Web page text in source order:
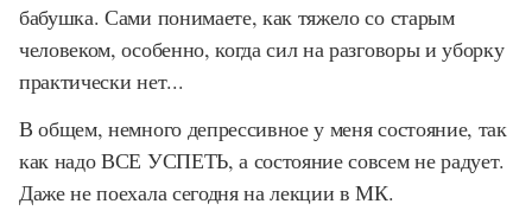
бабушка. Сами понимаете, как тяжело со старым
человеком, особенно, когда сил на разговоры и уборку
практически нет...
В общем, немного депрессивное у меня состояние, так
как надо ВСЕ УСПЕТЬ, а состояние совсем не радует.
Даже не поехала сегодня на лекции в МК.